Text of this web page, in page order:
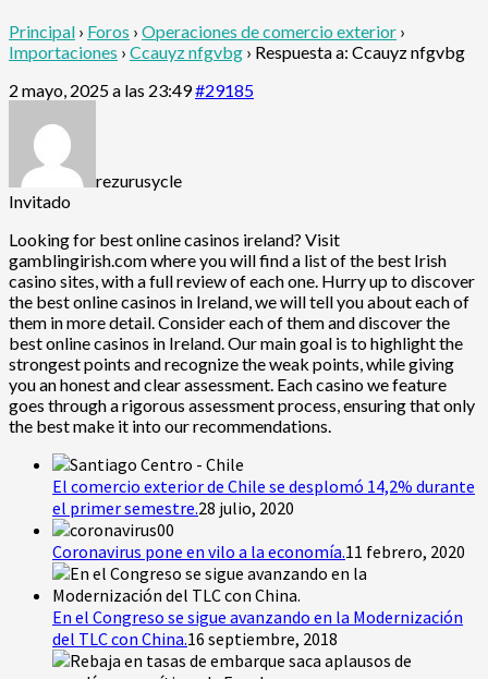
Principal › Foros › Operaciones de comercio exterior ›
Importaciones › Ccauyz nfgvbg › Respuesta a: Ccauyz nfgvbg
2 mayo, 2025 a las 23:49#29185
rezurusycle
Invitado
Looking for best online casinos ireland? Visit
gamblingirish.com where you will find a list of the best Irish
casino sites, with a full review of each one. Hurry up to discover
the best online casinos in Ireland, we will tell you about each of
them in more detail. Consider each of them and discover the
best online casinos in Ireland. Our main goal is to highlight the
strongest points and recognize the weak points, while giving
you an honest and clear assessment. Each casino we feature
goes through a rigorous assessment process, ensuring that only
the best make it into our recommendations.
El comercio exterior de Chile se desplomó 14,2% durante
el primer semestre.28 julio, 2020
Coronavirus pone en vilo a la economía.11 febrero, 2020
En el Congreso se sigue avanzando en la Modernización
del TLC con China.16 septiembre, 2018